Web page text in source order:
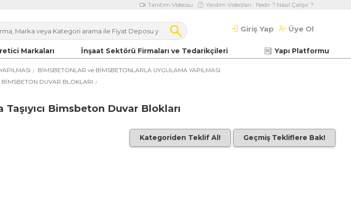
Tanıtım Videosu Yardım Videoları Nedir ? Nasıl Çalışır ?
Giriş Yap Üye Ol
Markaları İnşaat Sektörü Firmaları ve Tedarikçileri Yapı Platformu
BİMSBETONLAR ve BİMSBETONLARLA UYGULAMA YAPILMASI
BİMSBETON DUVAR BLOKLARI
Taşıyıcı Bimsbeton Duvar Blokları
Kategoriden Teklif Al! Geçmiş Tekliflere Bak!